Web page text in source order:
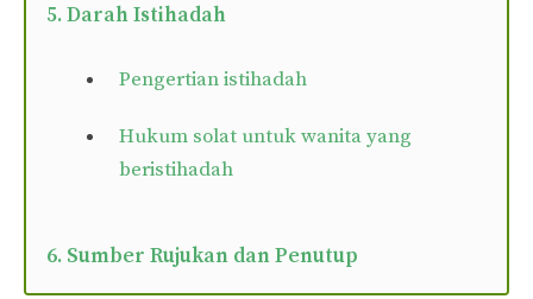
5. Darah Istihadah
Pengertian istihadah
Hukum solat untuk wanita yang
beristihadah
6. Sumber Rujukan dan Penutup